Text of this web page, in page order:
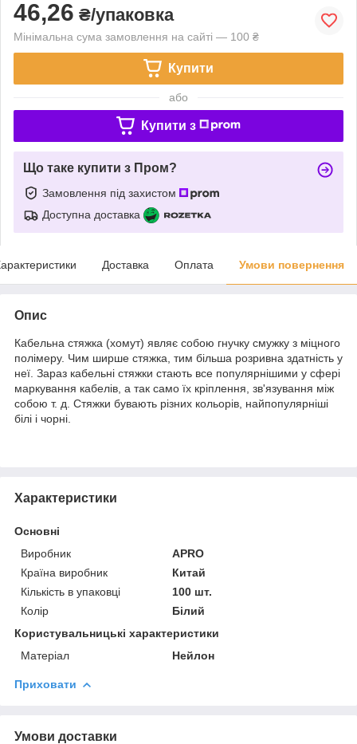
46,26 ₴/упаковка
Мінімальна сума замовлення на сайті — 100 ₴
Купити
або
Купити з
Що таке купити з Пром?
Замовлення під захистом
Доступна доставка
Доставка Оплата Умови повернення
Опис
Кабельна стяжка (хомут) являє собою гнучку смужку з міцного
полімеру. Чим ширше стяжка, тим більша розривна здатність у
неї. Зараз кабельні стяжки стають все популярнішими у сфері
маркування кабелів, а так само їх кріплення, зв'язування між
собою т. д. Стяжки бувають різних кольорів, найпопулярніші
білі і чорні.
Характеристики
Основні
Виробник
APRO
Країна виробник
Китай
Кількість в упаковці
100 шт.
Колір
Білий
Користувальницькі характеристики
Матеріал
Нейлон
Приховати
Умови доставки